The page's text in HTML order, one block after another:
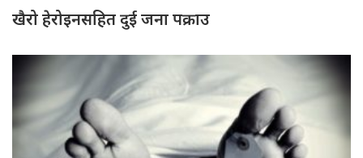
खैरो हेरोइनसहित दुई जना पक्राउ